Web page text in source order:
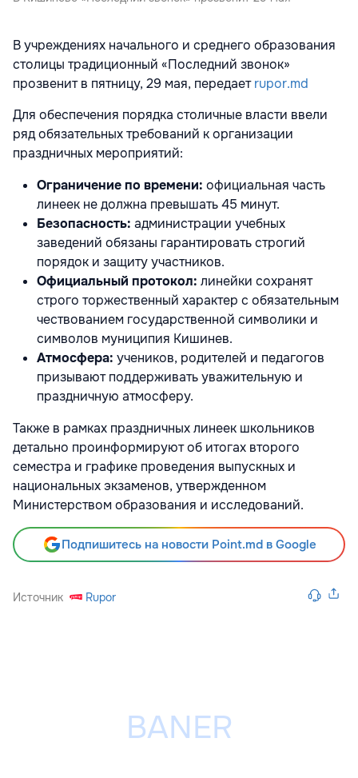
В учреждениях начального и среднего образования
столицы традиционный «Последний звонок»
прозвенит в пятницу, 29 мая, передаетrupor.md
Для обеспечения порядка столичные власти ввели
ряд обязательных требований к организации
праздничных мероприятий:
Ограничение по времени: официальная часть
линеек не должна превышать 45 минут.
Безопасность: администрации учебных
заведений обязаны гарантировать строгий
порядок и защиту участников.
Официальный протокол: линейки сохранят
строго торжественный характер с обязательным
чествованием государственной символики и
символов муниципия Кишинев.
Атмосфера: учеников, родителей и педагогов
призывают поддерживать уважительную и
праздничную атмосферу.
Также в рамках праздничных линеек школьников
детально проинформируют об итогах второго
семестра и графике проведения выпускных и
национальных экзаменов, утвержденном
Министерством образования и исследований.
Подпишитесь на новости Point.md в Google
Источник Rupor